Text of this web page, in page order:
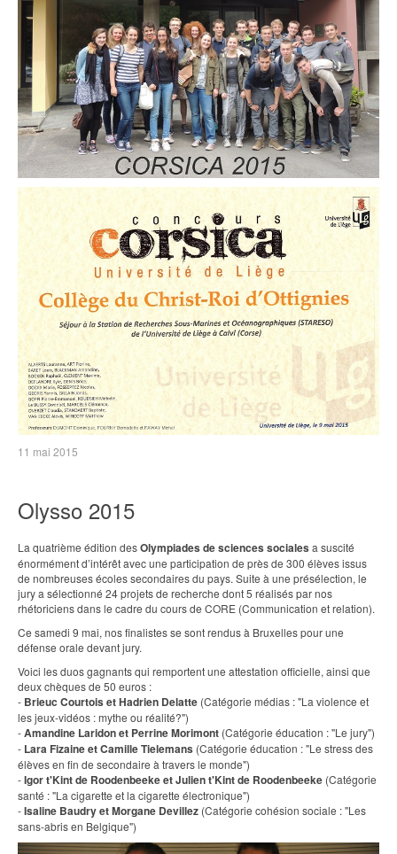
11 mai 2015
Olysso 2015
La quatrième édition desOlympiades de sciences sociales a suscité
énormément d’intérêt avec une participation de près de 300 élèves issus
de nombreuses écoles secondaires du pays. Suite à une présélection, le
jury a sélectionné 24 projets de recherche dont 5 réalisés par nos
rhétoriciens dans le cadre du cours de CORE (Communication et relation).
Ce samedi 9 mai, nos finalistes se sont rendus à Bruxelles pour une
défense orale devant jury.
Voici les duos gagnants qui remportent une attestation officielle, ainsi que
deux chèques de 50 euros :
- Brieuc Courtois et Hadrien Delatte (Catégorie médias : "La violence et
les jeux-vidéos : mythe ou réalité?")
-Amandine Laridon et Perrine Morimont (Catégorie éducation : "Le jury")
- Lara Fizaine et Camille Tielemans (Catégorie éducation : "Le stress des
élèves en fin de secondaire à travers le monde")
-Igor t'Kint de Roodenbeeke et Julien t'Kint de Roodenbeeke (Catégorie
santé : "La cigarette et la cigarette électronique")
-Isaline Baudry et Morgane Devillez (Catégorie cohésion sociale : "Les
sans-abris en Belgique")